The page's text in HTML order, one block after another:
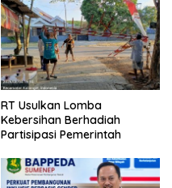
RT Usulkan Lomba
Kebersihan Berhadiah
Partisipasi Pemerintah